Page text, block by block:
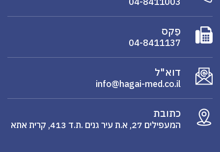
פַקס
04-8411137
דוא"ל
info@hagai-med.co.il
כתובת
המעפילים 27, א.ת עיר גנים .ת.ד 413, קרית אתא